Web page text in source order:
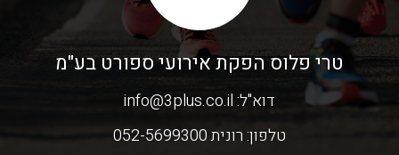
טרי פלוס הפקת אירועי ספורט בע"מ
דוא"ל:info@3plus.co.il
טלפון:רונית 052-5699300